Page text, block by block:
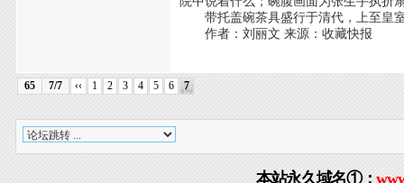
带托盖碗茶具盛行于清代，上至皇室
作者：刘丽文 来源：收藏快报
65 7/7 ‹‹ 1 2 3 4 5 6 7
本站永久域名①：